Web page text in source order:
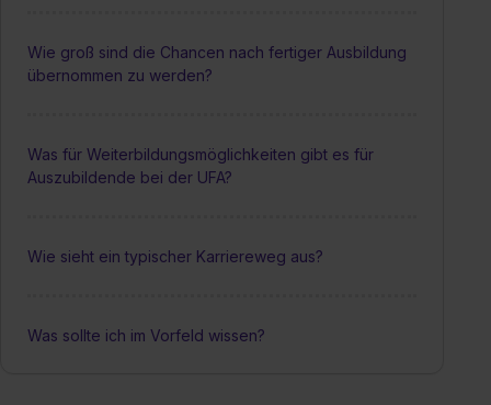
Wie groß sind die Chancen nach fertiger Ausbildung
übernommen zu werden?
Was für Weiterbildungsmöglichkeiten gibt es für
Auszubildende bei der UFA?
Wie sieht ein typischer Karriereweg aus?
Was sollte ich im Vorfeld wissen?